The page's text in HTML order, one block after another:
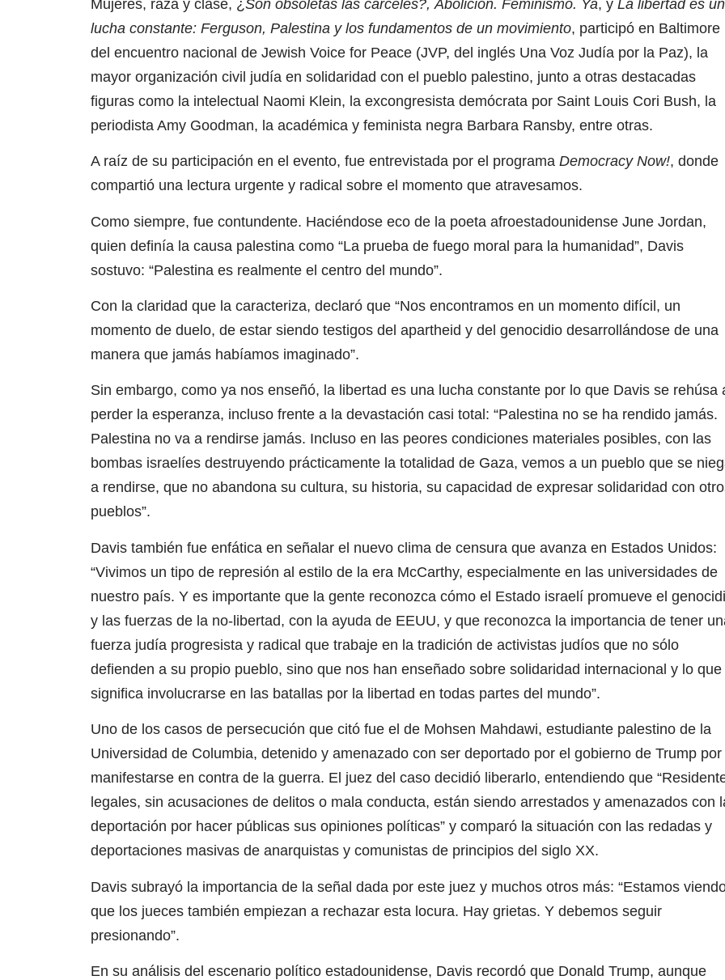
Mujeres, raza y clase, ¿ Son obsoletas las cárceles?, Abolición. Feminismo. Ya, y La libertad es
lucha constante: Ferguson, Palestina y los fundamentos de un movimiento, participó en Baltimore
del encuentro nacional de Jewish Voice for Peace (JVP, del inglés Una Voz Judía por la Paz), la
mayor organización civil judía en solidaridad con el pueblo palestino, junto a otras destacadas
figuras como la intelectual Naomi Klein, la excongresista demócrata por Saint Louis Cori Bush, la
periodista Amy Goodman, la académica y feminista negra Barbara Ransby, entre otras.
A raíz de su participación en el evento, fue entrevistada por el programa Democracy Now!, donde
compartió una lectura urgente y radical sobre el momento que atravesamos.
Como siempre, fue contundente. Haciéndose eco de la poeta afroestadounidense June Jordan,
quien definía la causa palestina como “La prueba de fuego moral para la humanidad”, Davis
sostuvo: “Palestina es realmente el centro del mundo”.
Con la claridad que la caracteriza, declaró que “Nos encontramos en un momento difícil, un
momento de duelo, de estar siendo testigos del apartheid y del genocidio desarrollándose de una
manera que jamás habíamos imaginado”.
Sin embargo, como ya nos enseñó, la libertad es una lucha constante por lo que Davis se rehúsa
perder la esperanza, incluso frente a la devastación casi total: “Palestina no se ha rendido jamás.
Palestina no va a rendirse jamás. Incluso en las peores condiciones materiales posibles, con las
bombas israelíes destruyendo prácticamente la totalidad de Gaza, vemos a un pueblo que se
a rendirse, que no abandona su cultura, su historia, su capacidad de expresar solidaridad con
pueblos”.
Davis también fue enfática en señalar el nuevo clima de censura que avanza en Estados Unidos:
“Vivimos un tipo de represión al estilo de la era McCarthy, especialmente en las universidades de
nuestro país. Y es importante que la gente reconozca cómo el Estado israelí promueve el
y las fuerzas de la no-libertad, con la ayuda de EEUU, y que reconozca la importancia de tener
fuerza judía progresista y radical que trabaje en la tradición de activistas judíos que no sólo
defienden a su propio pueblo, sino que nos han enseñado sobre solidaridad internacional y lo que
significa involucrarse en las batallas por la libertad en todas partes del mundo”.
Uno de los casos de persecución que citó fue el de Mohsen Mahdawi, estudiante palestino de la
Universidad de Columbia, detenido y amenazado con ser deportado por el gobierno de Trump por
manifestarse en contra de la guerra. El juez del caso decidió liberarlo, entendiendo que
legales, sin acusaciones de delitos o mala conducta, están siendo arrestados y amenazados con
deportación por hacer públicas sus opiniones políticas” y comparó la situación con las redadas y
deportaciones masivas de anarquistas y comunistas de principios del siglo XX.
Davis subrayó la importancia de la señal dada por este juez y muchos otros más: “Estamos
que los jueces también empiezan a rechazar esta locura. Hay grietas. Y debemos seguir
presionando”.
En su análisis del escenario político estadounidense, Davis recordó que Donald Trump, aunque